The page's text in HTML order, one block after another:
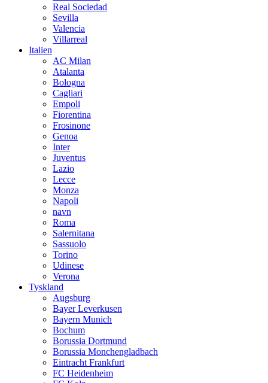
Real Sociedad
Sevilla
Valencia
Villarreal
Italien
AC Milan
Atalanta
Bologna
Cagliari
Empoli
Fiorentina
Frosinone
Genoa
Inter
Juventus
Lazio
Lecce
Monza
Napoli
navn
Roma
Salernitana
Sassuolo
Torino
Udinese
Verona
Tyskland
Augsburg
Bayer Leverkusen
Bayern Munich
Bochum
Borussia Dortmund
Borussia Monchengladbach
Eintracht Frankfurt
FC Heidenheim